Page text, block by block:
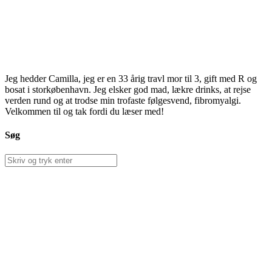
Jeg hedder Camilla, jeg er en 33 årig travl mor til 3, gift med R og
bosat i storkøbenhavn. Jeg elsker god mad, lækre drinks, at rejse
verden rund og at trodse min trofaste følgesvend, fibromyalgi.
Velkommen til og tak fordi du læser med!
Søg